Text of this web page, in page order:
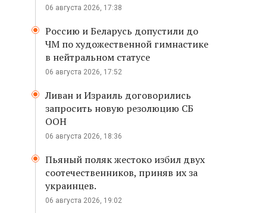
06 августа 2026, 17:38
Россию и Беларусь допустили до
ЧМ по художественной гимнастике
в нейтральном статусе
06 августа 2026, 17:52
Ливан и Израиль договорились
запросить новую резолюцию СБ
ООН
06 августа 2026, 18:36
Пьяный поляк жестоко избил двух
соотечественников, приняв их за
украинцев.
06 августа 2026, 19:02